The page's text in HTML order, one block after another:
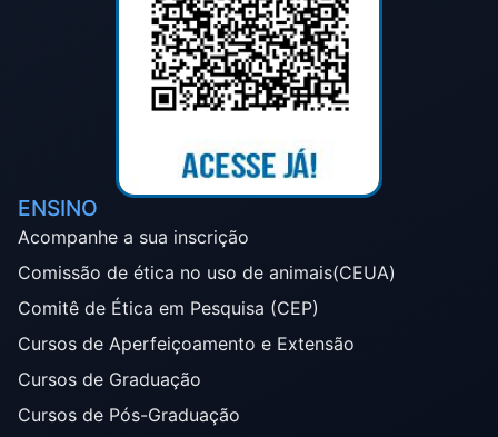
ENSINO
Acompanhe a sua inscrição
Comissão de ética no uso de animais(CEUA)
Comitê de Ética em Pesquisa (CEP)
Cursos de Aperfeiçoamento e Extensão
Cursos de Graduação
Cursos de Pós-Graduação